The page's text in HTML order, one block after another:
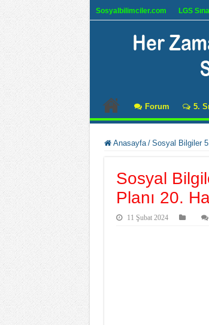
Sosyalbilimciler.com LGS
Forum 5.
Anasayfa / Sosyal Bilgiler
Sosyal
Planı 20.
11 Şubat 2024